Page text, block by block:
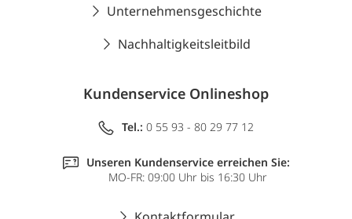
Unternehmensgeschichte
Nachhaltigkeitsleitbild
Kundenservice Onlineshop
Tel.: 0 55 93 - 80 29 77 12
Unseren Kundenservice erreichen Sie:
MO-FR: 09:00 Uhr bis 16:30 Uhr